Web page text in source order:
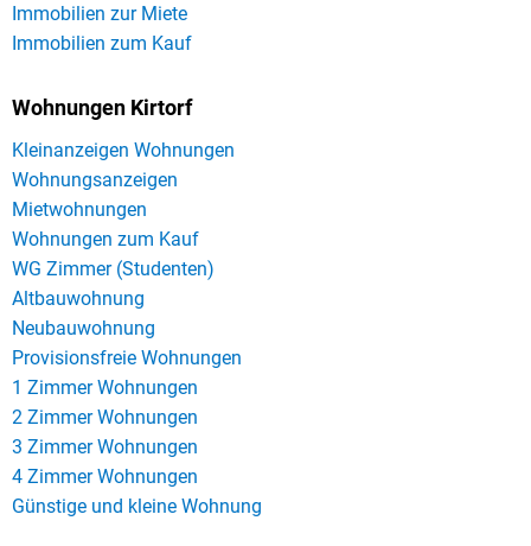
Immobilien zur Miete
Immobilien zum Kauf
Wohnungen Kirtorf
Kleinanzeigen Wohnungen
Wohnungsanzeigen
Mietwohnungen
Wohnungen zum Kauf
WG Zimmer (Studenten)
Altbauwohnung
Neubauwohnung
Provisionsfreie Wohnungen
1 Zimmer Wohnungen
2 Zimmer Wohnungen
3 Zimmer Wohnungen
4 Zimmer Wohnungen
Günstige und kleine Wohnung